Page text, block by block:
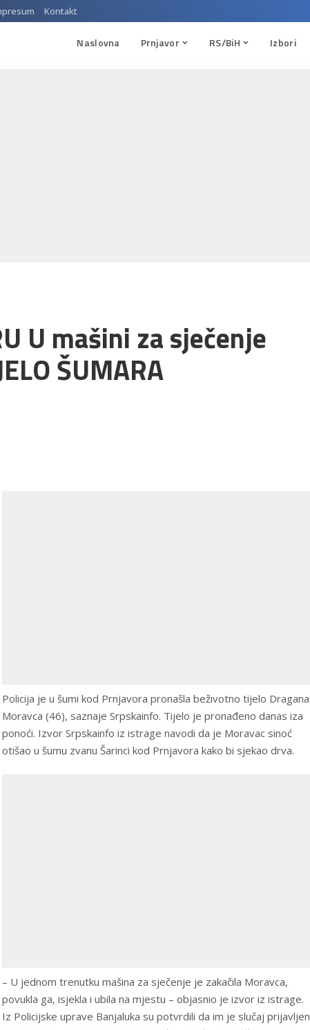
Kontakt
Naslovna Prnjavor RS/BiH Izbori
U mašini za sječenje
ŠUMARA
Policija je u šumi kod Prnjavora pronašla beživotno tijelo Dragana
Moravca (46), saznaje Srpskainfo. Tijelo je pronađeno danas iza
ponoći. Izvor Srpskainfo iz istrage navodi da je Moravac sinoć
otišao u šumu zvanu Šarinci kod Prnjavora kako bi sjekao drva.
– U jednom trenutku mašina za sječenje je zakačila Moravca,
povukla ga, isjekla i ubila na mjestu – objasnio je izvor iz istrage.
Iz Policijske uprave Banjaluka su potvrdili da im je slučaj prijavljen